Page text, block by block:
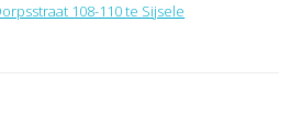
108-110 te Sijsele